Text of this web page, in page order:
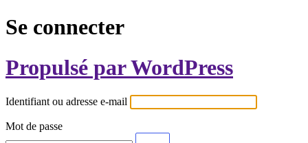
Se connecter
Propulsé par WordPress
Identifiant ou adresse e-mail
Mot de passe